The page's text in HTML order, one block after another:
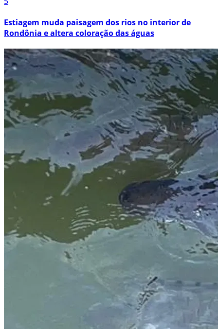
Estiagem muda paisagem dos rios no interior de
Rondônia e altera coloração das águas